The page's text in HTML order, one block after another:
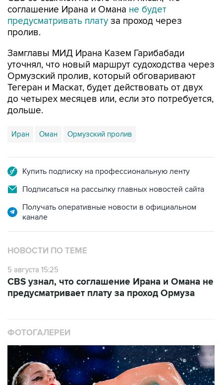
соглашение Ирана и Омана не будет
предусматривать плату за проход через
пролив.
Замглавы МИД Ирана Казем Гарибабади
уточнял, что новый маршрут судоходства через
Ормузский пролив, который обговаривают
Тегеран и Маскат, будет действовать от двух
до четырех месяцев или, если это потребуется,
дольше.
Иран Оман Ормузский пролив
Купить подписку на профессиональную ленту
Подписаться на рассылку главных новостей сайта
Получать оперативные новости в официальном
канале
НОВОСТИ ПО ТЕМЕ
5 августа 15:25
CBS узнал, что соглашение Ирана и Омана не
предусматривает плату за проход Ормуза
ФОТОГАЛЕРЕИ